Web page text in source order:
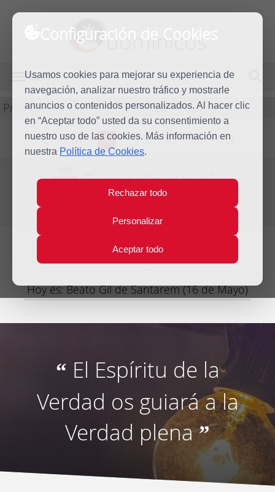
Configuración de Cookies
Usamos cookies para mejorar su experiencia de
navegación, analizar nuestro tráfico y mostrarle
anuncios o contenidos personalizados. Al hacer clic
en “Aceptar todo” usted da su consentimiento a
nuestro uso de las cookies. Más información en
nuestra Política de Cookies.
Rechazar todo
Personalizar
Aceptar todo
dominicos
MENÚ
Predicación
L M X J V S D
16 Evangelio del día
Lecturas del día y comentario
Hoy es: Beato Gil de Santarem (16 de Mayo)
“ El Espíritu de la
Verdad os guiará a la
Verdad plena”